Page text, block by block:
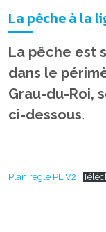
La pêche à la
La pêche est
dans le
Grau-du-Roi,
ci-dessous.
Plan regle PL V2